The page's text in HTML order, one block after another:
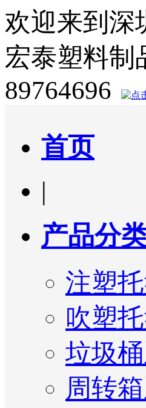
欢迎来到深
宏泰塑料制
89764696
首页
|
产品分
注塑
吹塑
垃圾桶
周转